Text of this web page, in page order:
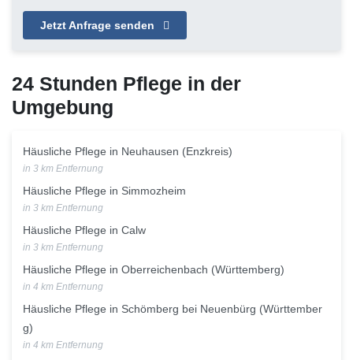
Jetzt Anfrage senden
24 Stunden Pflege in der
Umgebung
Häusliche Pflege in Neuhausen (Enzkreis)
in 3 km Entfernung
Häusliche Pflege in Simmozheim
in 3 km Entfernung
Häusliche Pflege in Calw
in 3 km Entfernung
Häusliche Pflege in Oberreichenbach (Württemberg)
in 4 km Entfernung
Häusliche Pflege in Schömberg bei Neuenbürg (Württember
g)
in 4 km Entfernung